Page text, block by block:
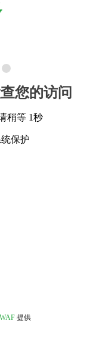
您的访问
稍等 1秒
保护
提供